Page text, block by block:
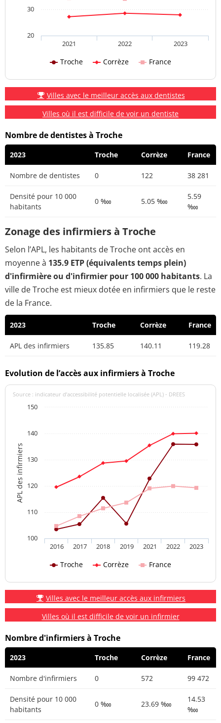
Troche Corrèze France
2021 2022 2023
20
30
Villes avec le meilleur accès aux dentistes
Villes où il est difficile de voir un dentiste
Nombre de dentistes à Troche
2023 Troche Corrèze France
Nombre de dentistes 0 122 38 281
Densité pour 10 000
habitants
0 ‱ 5.05 ‱
5.59
‱
Zonage des infirmiers à Troche
Selon l’APL, les habitants de Troche ont accès en
moyenne à 135.9 ETP (équivalents temps plein)
d'infirmière ou d'infirmier pour 100 000 habitants. La
ville de Troche est mieux dotée en infirmiers que le reste
de la France.
2023 Troche Corrèze France
APL des infirmiers 135.85 140.11 119.28
Evolution de l’accès aux infirmiers à Troche
APL des infirmiers
Source : indicateur d’accessibilité potentielle localisée (APL) - DREES
Troche Corrèze France
2016 2017 2018 2019 2021 2022 2023
100
110
120
130
140
150
Villes avec le meilleur accès aux infirmiers
Villes où il est difficile de voir un infirmier
Nombre d'infirmiers à Troche
2023 Troche Corrèze France
Nombre d'infirmiers 0 572 99 472
Densité pour 10 000
habitants
0 ‱ 23.69 ‱
14.53
‱